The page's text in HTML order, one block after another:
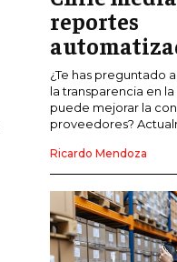
INTERNACIONAL
NEGOCIOS
COMERCIO
EXPANSIÓN GLOBAL
ALIANZAS
TECNOLOGIA
SOSTENIBILIDAD Y
reportes
¿Te has preguntado
la transparencia en
puede mejorar la
proveedores?
Ricardo Mendoza